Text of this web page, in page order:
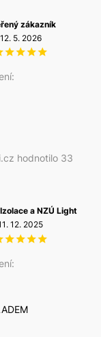
na výkonných
a
zákazník
12. 5. 2026
hodnotilo 33
a NZÚ Light
12. 2025